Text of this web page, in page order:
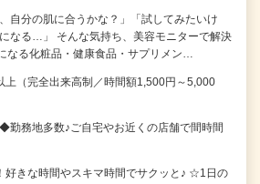
、自分の肌に合うかな？」「試してみたいけ
なる…」 そんな気持ち、美容モニターで解決
なる化粧品・健康食品・サプリメン…
上（完全出来高制／時間額1,500円～5,000
務地多数♪ご自宅やお近くの店舗で間時間
好きな時間やスキマ時間でサクッと♪ ☆1日の